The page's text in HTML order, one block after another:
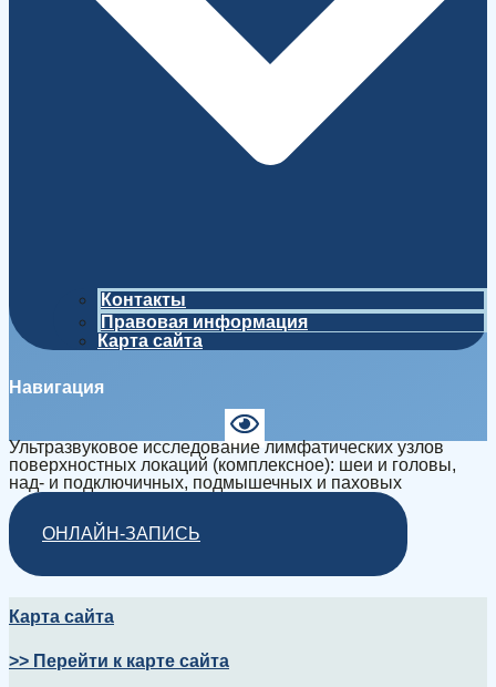
Контакты
Правовая информация
Карта сайта
Навигация
Ультразвуковое исследование лимфатических узлов
поверхностных локаций (комплексное): шеи и головы,
над- и подключичных, подмышечных и паховых
ОНЛАЙН-ЗАПИСЬ
Карта сайта
>> Перейти к карте сайта